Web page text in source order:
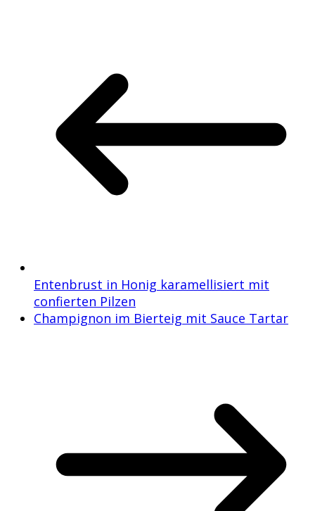
Entenbrust in Honig karamellisiert mit
confierten Pilzen
Champignon im Bierteig mit Sauce Tartar